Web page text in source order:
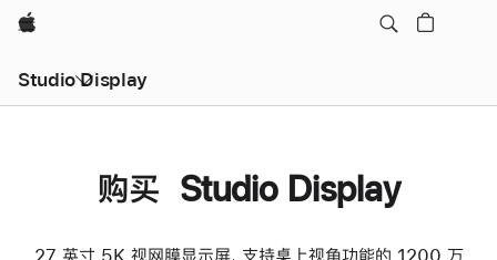
Apple
Studio Display
购买 Studio Display
27 英寸 5K 视网膜显示屏、支持桌上视角功能的 1200 万